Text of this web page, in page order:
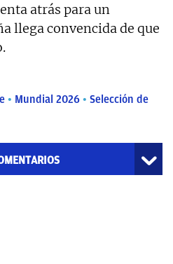
atrás para un
llega convencida de que
Mundial 2026
Selección de